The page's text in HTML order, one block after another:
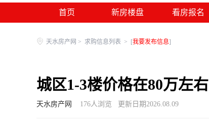
首页 新房楼盘 看房报名
天水房产网 > 求购信息列表 > [我要发布信息]
城区1-3楼价格在80万左右
天水房产网 176人浏览 更新日期2026.08.09